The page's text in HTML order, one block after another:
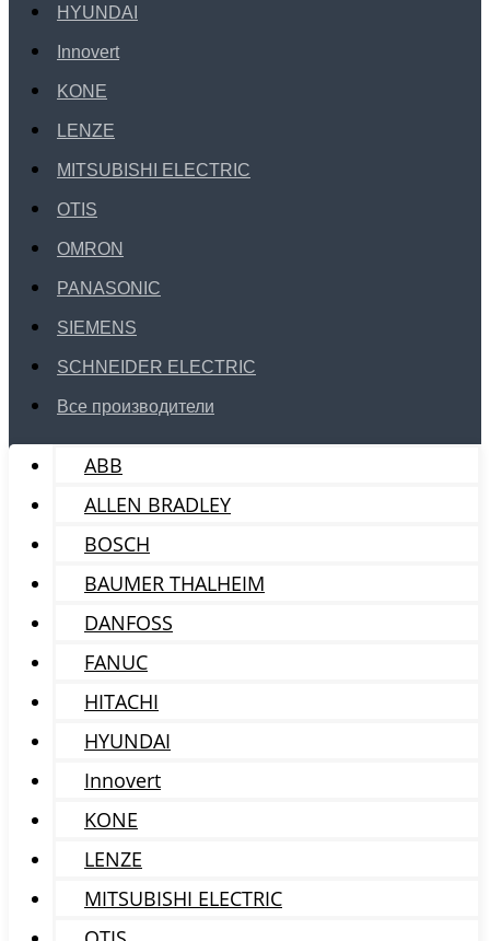
HYUNDAI
Innovert
KONE
LENZE
MITSUBISHI ELECTRIC
OTIS
OMRON
PANASONIC
SIEMENS
SCHNEIDER ELECTRIC
Все производители
ABB
ALLEN BRADLEY
BOSCH
BAUMER THALHEIM
DANFOSS
FANUC
HITACHI
HYUNDAI
Innovert
KONE
LENZE
MITSUBISHI ELECTRIC